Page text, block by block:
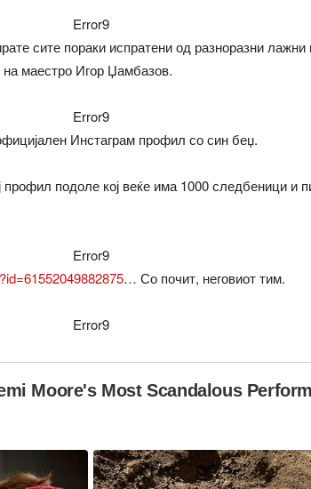
Error9
сите пораки испратени од разноразни
на маестро Игор Џамбазов.
Error9
Инстаграм профил со син беџ.
профил подоле кој веќе има 1000 следбеници и
Error9
… Со почит, неговиот тим.
Error9